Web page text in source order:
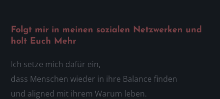
Folgt mir in meinen sozialen Netzwerken und
holt Euch Mehr
Ich setze mich dafür ein,
dass Menschen wieder in ihre Balance finden
und aligned mit ihrem Warum leben.